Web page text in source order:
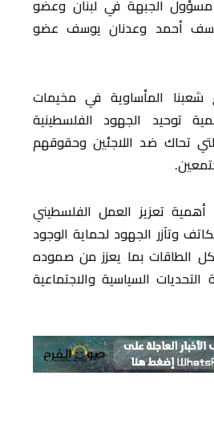
الجبهة في لبنان وعضو
أحمد وعدنان يوسف عضو
المأساوية في مخيمات
توحيد الجهود الفلسطينية
تحاك ضد اللاجئين وحقوقهم
تعزيز العمل الفلسطيني
وتآزر الجهود لحماية الوجود
الطاقات بما يعزز من صموده
السياسية والاجتماعية